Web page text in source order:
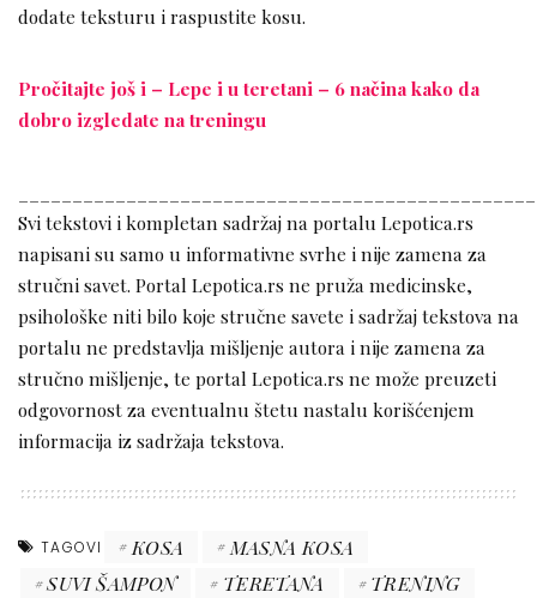
dodate teksturu i raspustite kosu.
Pročitajte još i – Lepe i u teretani – 6 načina kako da
dobro izgledate na treningu
Svi tekstovi i kompletan sadržaj na portalu Lepotica.rs
napisani su samo u informativne svrhe i nije zamena za
stručni savet. Portal Lepotica.rs ne pruža medicinske,
psihološke niti bilo koje stručne savete i sadržaj tekstova na
portalu ne predstavlja mišljenje autora i nije zamena za
stručno mišljenje, te portal Lepotica.rs ne može preuzeti
odgovornost za eventualnu štetu nastalu korišćenjem
informacija iz sadržaja tekstova.
TAGOVI KOSA
MASNA KOSA
SUVI ŠAMPON
TERETANA
TRENING